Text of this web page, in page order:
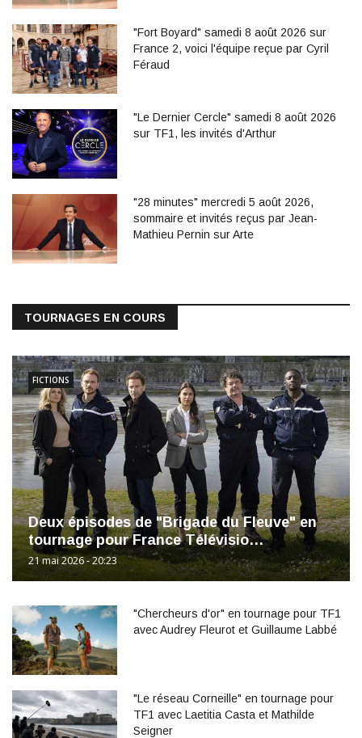
"Fort Boyard" samedi 8 août 2026 sur
France 2, voici l'équipe reçue par Cyril
Féraud
"Le Dernier Cercle" samedi 8 août 2026
sur TF1, les invités d'Arthur
"28 minutes" mercredi 5 août 2026,
sommaire et invités reçus par Jean-
Mathieu Pernin sur Arte
TOURNAGES EN COURS
Deux épisodes de "Brigade du Fleuve" en
tournage pour France Télévisio…
21 mai 2026 - 20:23
FICTIONS
"Chercheurs d'or" en tournage pour TF1
avec Audrey Fleurot et Guillaume Labbé
"Le réseau Corneille" en tournage pour
TF1 avec Laetitia Casta et Mathilde
Seigner